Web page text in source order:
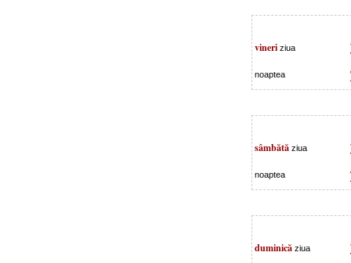
vineri ziua
noaptea
sâmbătă ziua
noaptea
duminică ziua